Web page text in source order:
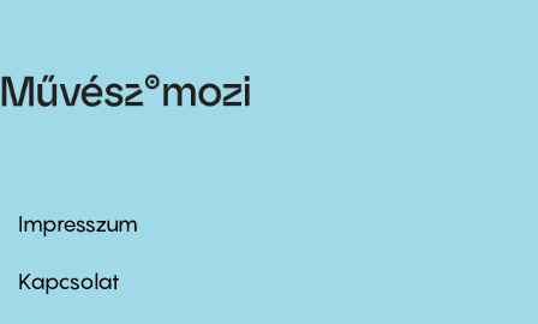
Footer
first
Impresszum
Kapcsolat